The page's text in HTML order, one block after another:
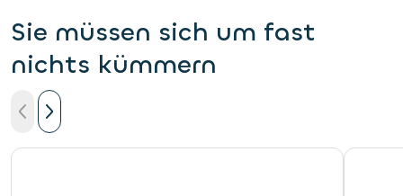
Sie müssen sich um fast
nichts kümmern